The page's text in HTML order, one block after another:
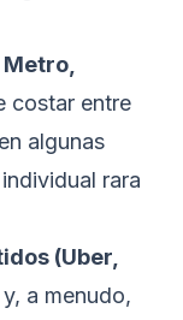
costar entre
algunas
rara
(Uber,
a menudo,